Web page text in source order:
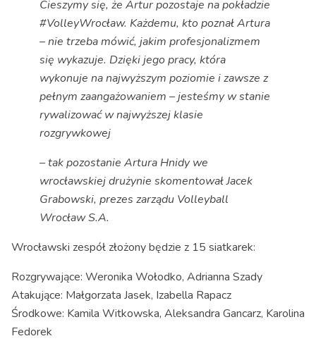
Cieszymy się, że Artur pozostaje na pokładzie
#VolleyWrocław. Każdemu, kto poznał Artura
– nie trzeba mówić, jakim profesjonalizmem
się wykazuje. Dzięki jego pracy, która
wykonuje na najwyższym poziomie i zawsze z
pełnym zaangażowaniem – jesteśmy w stanie
rywalizować w najwyższej klasie
rozgrywkowej
– tak pozostanie Artura Hnidy we
wrocławskiej drużynie skomentował Jacek
Grabowski, prezes zarządu Volleyball
Wrocław S.A.
Wrocławski zespół złożony będzie z 15 siatkarek:
Rozgrywające: Weronika Wołodko, Adrianna Szady
Atakujące: Małgorzata Jasek, Izabella Rapacz
Środkowe: Kamila Witkowska, Aleksandra Gancarz, Karolina
Fedorek